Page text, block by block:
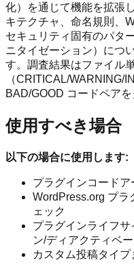
化）を通じて機能を拡張
キテクチャ、命名規則、
セキュリティ固有のパタ
ニタイゼーション）につ
す。調査結果はファイル
（CRITICAL/WARNING/
BAD/GOOD コードペア
使用すべき場合
以下の場合に使用します:
プラグインコード
WordPress.org プラ
ェック
プラグインライフ
ン/ディアクティベ
カスタム投稿タイ